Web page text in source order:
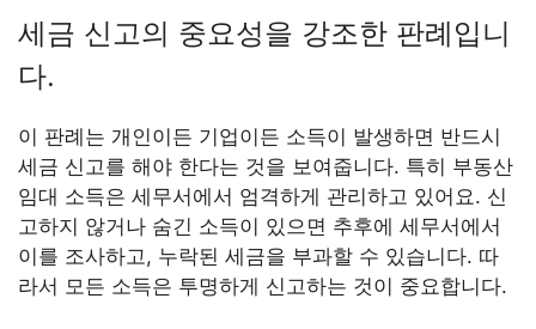
세금 신고의 중요성을 강조한 판례입니
다.
이 판례는 개인이든 기업이든 소득이 발생하면 반드시
세금 신고를 해야 한다는 것을 보여줍니다. 특히 부동산
임대 소득은 세무서에서 엄격하게 관리하고 있어요. 신
고하지 않거나 숨긴 소득이 있으면 추후에 세무서에서
이를 조사하고, 누락된 세금을 부과할 수 있습니다. 따
라서 모든 소득은 투명하게 신고하는 것이 중요합니다.